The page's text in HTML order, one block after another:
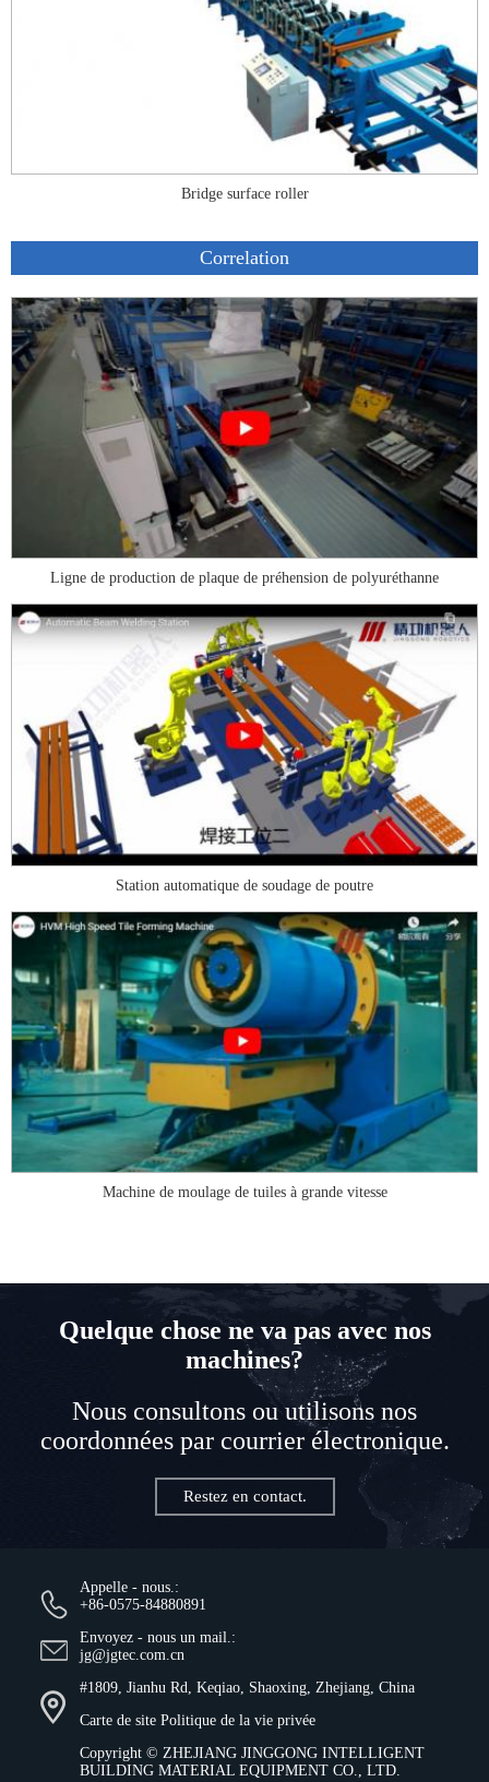
Bridge surface roller
Correlation
Ligne de production de plaque de préhension de polyuréthanne
Station automatique de soudage de poutre
Machine de moulage de tuiles à grande vitesse
Quelque chose ne va pas avec nos
machines?
Nous consultons ou utilisons nos
coordonnées par courrier électronique.
Restez en contact.
Appelle - nous.:
+86-0575-84880891
Envoyez - nous un mail.:
jg@jgtec.com.cn
#1809, Jianhu Rd, Keqiao, Shaoxing, Zhejiang, China
Carte de site Politique de la vie privée
Copyright © ZHEJIANG JINGGONG INTELLIGENT
BUILDING MATERIAL EQUIPMENT CO., LTD.